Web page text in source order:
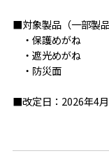
■対象製品（一部製品
・保護めがね
・遮光めがね
・防災面
■改定日：2026年4